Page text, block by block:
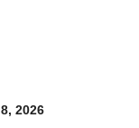
2026